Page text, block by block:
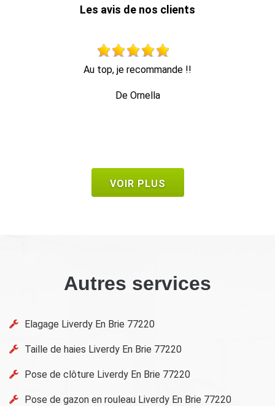
Les avis de nos clients
travail impeccable, retrait de tout le bois dans la foulée, en
VOIR PLUS
Autres services
Elagage Liverdy En Brie 77220
Taille de haies Liverdy En Brie 77220
Pose de clôture Liverdy En Brie 77220
Pose de gazon en rouleau Liverdy En Brie 77220